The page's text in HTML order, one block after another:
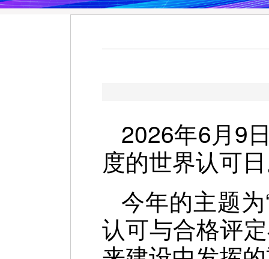
2026年6月9
度的世界认可
今年的主题
认可与合格评